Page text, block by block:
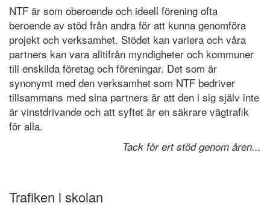
NTF Anser
Press
NTF i ditt län
NTF är som oberoende och ideell förening ofta
beroende av stöd från andra för att kunna genomföra
projekt och verksamhet. Stödet kan variera och våra
partners kan vara alltifrån myndigheter och kommuner
till enskilda företag och föreningar. Det som är
synonymt med den verksamhet som NTF bedriver
tillsammans med sina partners är att den i sig själv inte
är vinstdrivande och att syftet är en säkrare vägtrafik
för alla.
Tack för ert stöd genom åren...
Trafiken i skolan